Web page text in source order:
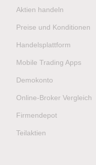
Aktien handeln
Preise und Konditionen
Handelsplattform
Mobile Trading Apps
Demokonto
Online-Broker Vergleich
Firmendepot
Teilaktien